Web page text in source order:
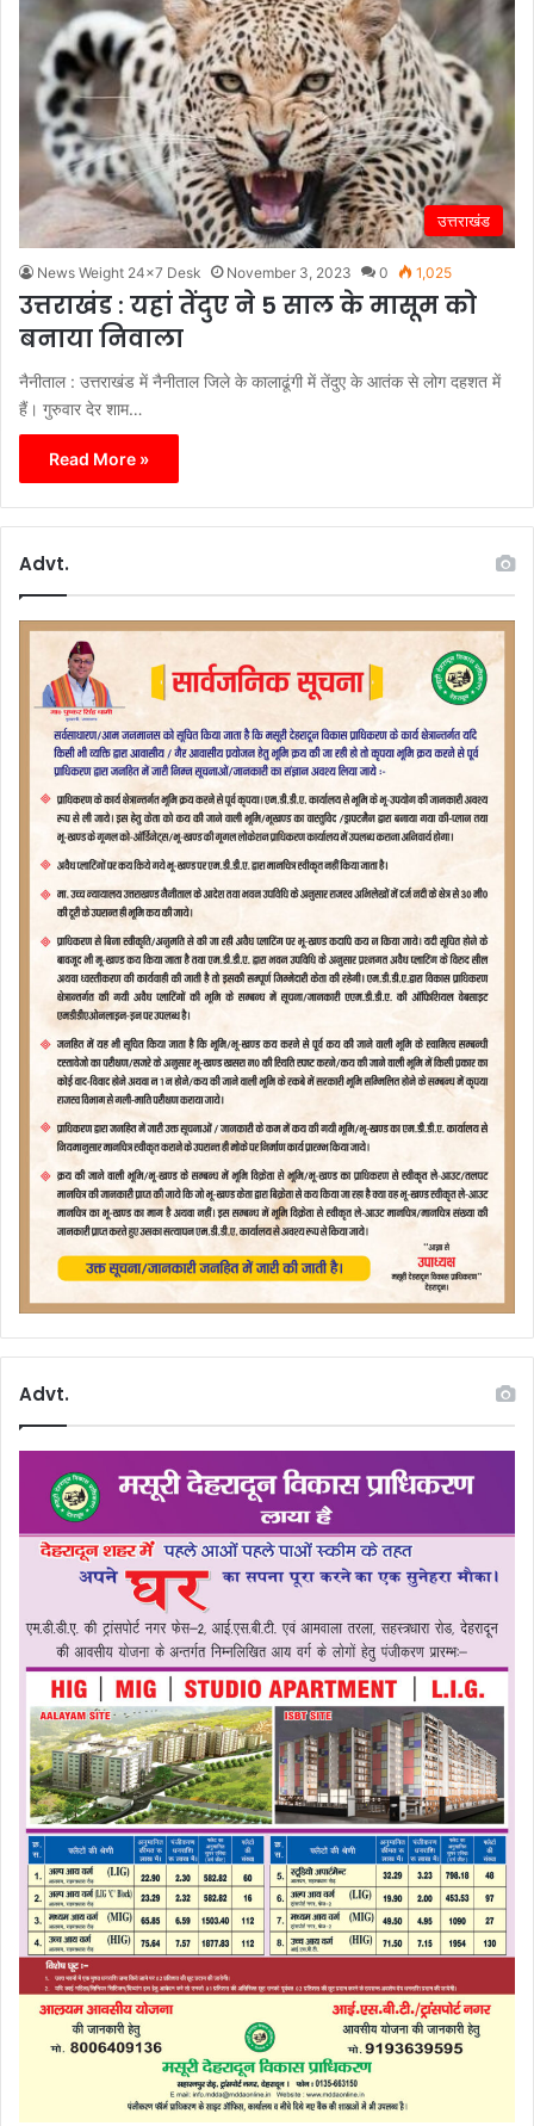
उत्तराखंड
News Weight 24x7 Desk November 3, 2023 0 1,025
उत्तराखंड : यहां तेंदुए ने 5 साल के मासूम को
बनाया निवाला
नैनीताल : उत्तराखंड में नैनीताल जिले के कालाढूंगी में तेंदुए के आतंक से लोग दहशत में
हैं। गुरुवार देर शाम…
Read More »
Advt.
Advt.